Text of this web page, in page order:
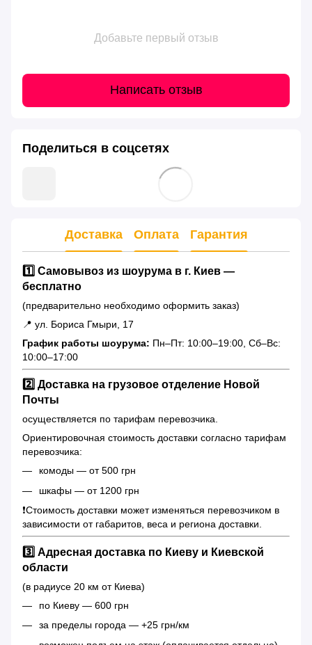
Добавьте первый отзыв
Написать отзыв
Поделиться в соцсетях
Доставка Оплата Гарантия
1️⃣ Самовывоз из шоурума в г. Киев —
бесплатно
(предварительно необходимо оформить заказ)
📍 ул. Бориса Гмыри, 17
График работы шоурума: Пн–Пт: 10:00–19:00, Сб–Вс:
10:00–17:00
2️⃣ Доставка на грузовое отделение Новой
Почты
осуществляется по тарифам перевозчика.
Ориентировочная стоимость доставки согласно тарифам
перевозчика:
комоды — от 500 грн
шкафы — от 1200 грн
❗️Стоимость доставки может изменяться перевозчиком в
зависимости от габаритов, веса и региона доставки.
3️⃣ Адресная доставка по Киеву и Киевской
области
(в радиусе 20 км от Киева)
по Киеву — 600 грн
за пределы города — +25 грн/км